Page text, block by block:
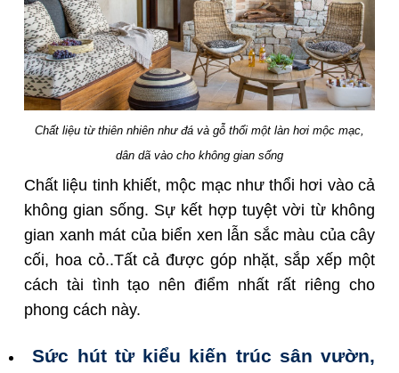
Chất liệu từ thiên nhiên như đá và gỗ thổi một làn hơi mộc mạc,
dân dã vào cho không gian sống
Chất liệu tinh khiết, mộc mạc như thổi hơi vào cả
không gian sống. Sự kết hợp tuyệt vời từ không
gian xanh mát của biển xen lẫn sắc màu của cây
cối, hoa cỏ..Tất cả được góp nhặt, sắp xếp một
cách tài tình tạo nên điểm nhất rất riêng cho
phong cách này.
Sức hút từ kiểu kiến trúc sân vườn,